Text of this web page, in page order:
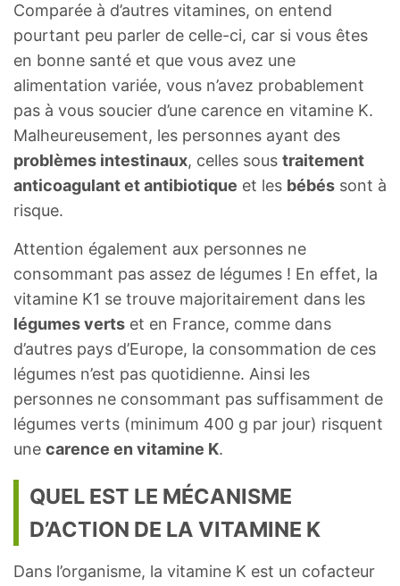
Comparée à d’autres vitamines, on entend
pourtant peu parler de celle-ci, car si vous êtes
en bonne santé et que vous avez une
alimentation variée, vous n’avez probablement
pas à vous soucier d’une carence en vitamine K.
Malheureusement, les personnes ayant des
problèmes intestinaux, celles sous traitement
anticoagulant et antibiotique et les bébés sont à
risque.
Attention également aux personnes ne
consommant pas assez de légumes ! En effet, la
vitamine K1 se trouve majoritairement dans les
légumes verts et en France, comme dans
d’autres pays d’Europe, la consommation de ces
légumes n’est pas quotidienne. Ainsi les
personnes ne consommant pas suffisamment de
légumes verts (minimum 400 g par jour) risquent
une carence en vitamine K.
QUEL EST LE MÉCANISME
D’ACTION DE LA VITAMINE K
Dans l’organisme, la vitamine K est un cofacteur